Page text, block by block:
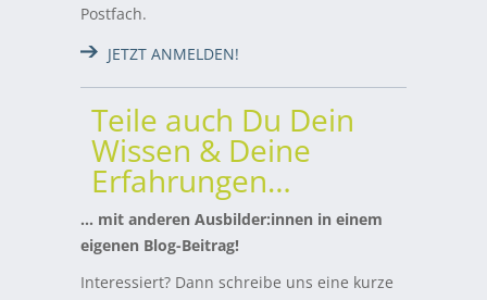
Postfach.
JETZT ANMELDEN!
Teile auch Du Dein
Wissen & Deine
Erfahrungen…
… mit anderen Ausbilder:innen in einem
eigenen Blog-Beitrag!
Interessiert? Dann schreibe uns eine kurze